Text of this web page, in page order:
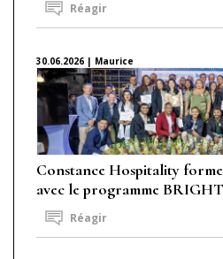
Réagir
30.06.2026 | Maurice
Constance Hospitality
avec le programme BRIGHT
Réagir